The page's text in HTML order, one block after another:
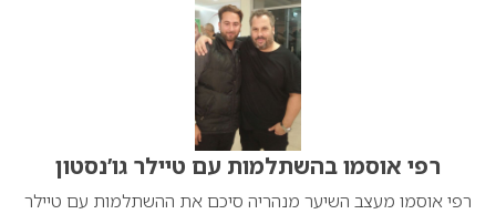
רפי אוסמו בהשתלמות עם טיילר גו’נסטון
רפי אוסמו מעצב השיער מנהריה סיכם את ההשתלמות עם טיילר